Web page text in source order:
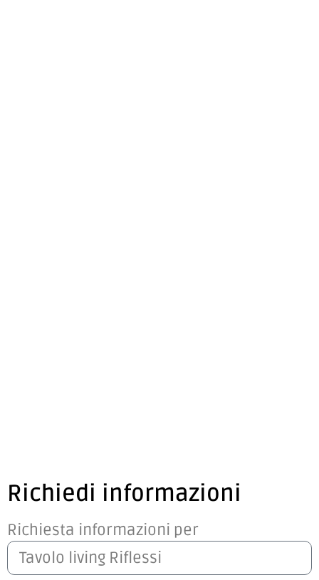
Richiedi informazioni
Richiesta informazioni per